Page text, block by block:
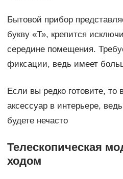
Бытовой прибор
букву «Т», крепится
середине помещения.
фиксации, ведь имеет
Если вы редко готовите, то
аксессуар в интерьере,
будете нечасто
Телескопическая
ходом